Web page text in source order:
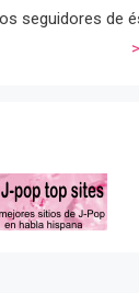
seguidores de